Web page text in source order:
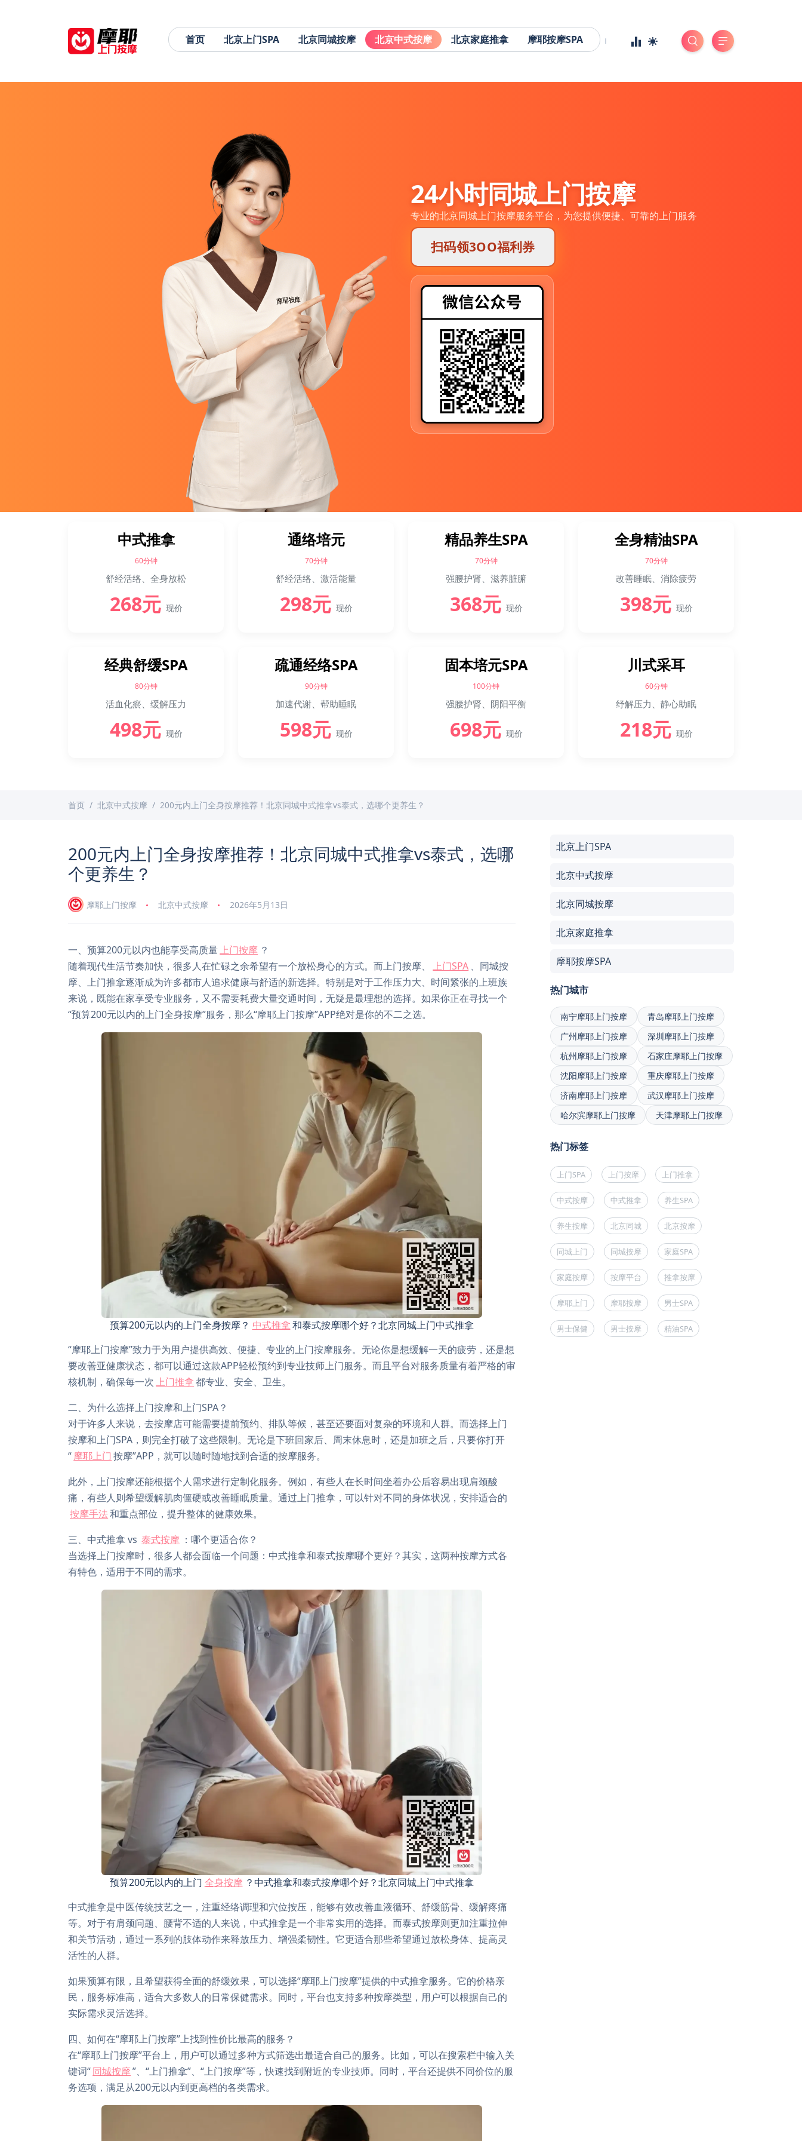
首页 北京上门SPA 北京同城按摩 北京中式按摩 北京家庭推拿 摩耶按摩SPA
24小时同城上门按摩
专业的北京同城上门按摩服务平台，为您提供便捷、可靠的上门服务
扫码领3OO福利券
中式推拿
60分钟
舒经活络、全身放松
268元 现价
通络培元
70分钟
舒经活络、激活能量
298元 现价
精品养生SPA
70分钟
强腰护肾、滋养脏腑
368元 现价
全身精油SPA
70分钟
改善睡眠、消除疲劳
398元 现价
经典舒缓SPA
80分钟
活血化瘀、缓解压力
498元 现价
疏通经络SPA
90分钟
加速代谢、帮助睡眠
598元 现价
固本培元SPA
100分钟
强腰护肾、阴阳平衡
698元 现价
川式采耳
60分钟
纾解压力、静心助眠
218元 现价
首页 北京中式按摩 200元内上门全身按摩推荐！北京同城中式推拿vs泰式，选哪个更养生？
200元内上门全身按摩推荐！北京同城中式推拿vs泰式，选哪
个更养生？
摩耶上门按摩 北京中式按摩 2026年5月13日
一、预算200元以内也能享受高质量上门按摩 ？
随着现代生活节奏加快，很多人在忙碌之余希望有一个放松身心的方式。而上门按摩、
上门SPA 、同城按
摩、上门推拿逐渐成为许多都市人追求健康与舒适的新选择。特别是对于工作压力大、时间紧张的上班族
来说，既能在家享受专业服务，又不需要耗费大量交通时间，无疑是最理想的选择。如果你正在寻找一个
“预算200元以内的上门全身按摩”服务，那么“摩耶上门按摩”APP绝对是你的不二之选。
预算200元以内的上门全身按摩？ 中式推拿和泰式按摩哪个好？北京同城上门中式推拿
“摩耶上门按摩”致力于为用户提供高效、便捷、专业的上门按摩服务。无论你是想缓解一天的疲劳，还是想
要改善亚健康状态，都可以通过这款APP轻松预约到专业技师上门服务。而且平台对服务质量有着严格的审
核机制，确保每一次上门推拿都专业、安全、卫生。
二、为什么选择上门按摩和上门SPA？
对于许多人来说，去按摩店可能需要提前预约、排队等候，甚至还要面对复杂的环境和人群。而选择上门
按摩和上门SPA，则完全打破了这些限制。无论是下班回家后、周末休息时，还是加班之后，只要你打开
“摩耶上门 按摩”APP，就可以随时随地找到合适的按摩服务。
此外，上门按摩还能根据个人需求进行定制化服务。例如，有些人在长时间坐着办公后容易出现肩颈酸
痛，有些人则希望缓解肌肉僵硬或改善睡眠质量。通过上门推拿，可以针对不同的身体状况，安排适合的
按摩手法和重点部位，提升整体的健康效果。
三、中式推拿 vs 泰式按摩 ：哪个更适合你？
当选择上门按摩时，很多人都会面临一个问题：中式推拿和泰式按摩哪个更好？其实，这两种按摩方式各
有特色，适用于不同的需求。
预算200元以内的上门 全身按摩 ？中式推拿和泰式按摩哪个好？北京同城上门中式推拿
中式推拿是中医传统技艺之一，注重经络调理和穴位按压，能够有效改善血液循环、舒缓筋骨、缓解疼痛
等。对于有肩颈问题、腰背不适的人来说，中式推拿是一个非常实用的选择。而泰式按摩则更加注重拉伸
和关节活动，通过一系列的肢体动作来释放压力、增强柔韧性。它更适合那些希望通过放松身体、提高灵
活性的人群。
如果预算有限，且希望获得全面的舒缓效果，可以选择“摩耶上门按摩”提供的中式推拿服务。它的价格亲
民，服务标准高，适合大多数人的日常保健需求。同时，平台也支持多种按摩类型，用户可以根据自己的
实际需求灵活选择。
四、如何在“摩耶上门按摩”上找到性价比最高的服务？
在“摩耶上门按摩”平台上，用户可以通过多种方式筛选出最适合自己的服务。比如，可以在搜索栏中输入关
键词“同城按摩”、“上门推拿”、“上门按摩”等，快速找到附近的专业技师。同时，平台还提供不同价位的服
务选项，满足从200元以内到更高档的各类需求。
北京上门SPA
北京中式按摩
北京同城按摩
北京家庭推拿
摩耶按摩SPA
热门城市
南宁摩耶上门按摩
青岛摩耶上门按摩
广州摩耶上门按摩
深圳摩耶上门按摩
杭州摩耶上门按摩
石家庄摩耶上门按摩
沈阳摩耶上门按摩
重庆摩耶上门按摩
济南摩耶上门按摩
武汉摩耶上门按摩
哈尔滨摩耶上门按摩
天津摩耶上门按摩
热门标签
上门SPA 上门按摩 上门推拿
中式按摩 中式推拿 养生SPA
养生按摩 北京同城 北京按摩
同城上门 同城按摩 家庭SPA
家庭按摩 按摩平台 推拿按摩
摩耶上门 摩耶按摩 男士SPA
男士保健 男士按摩 精油SPA